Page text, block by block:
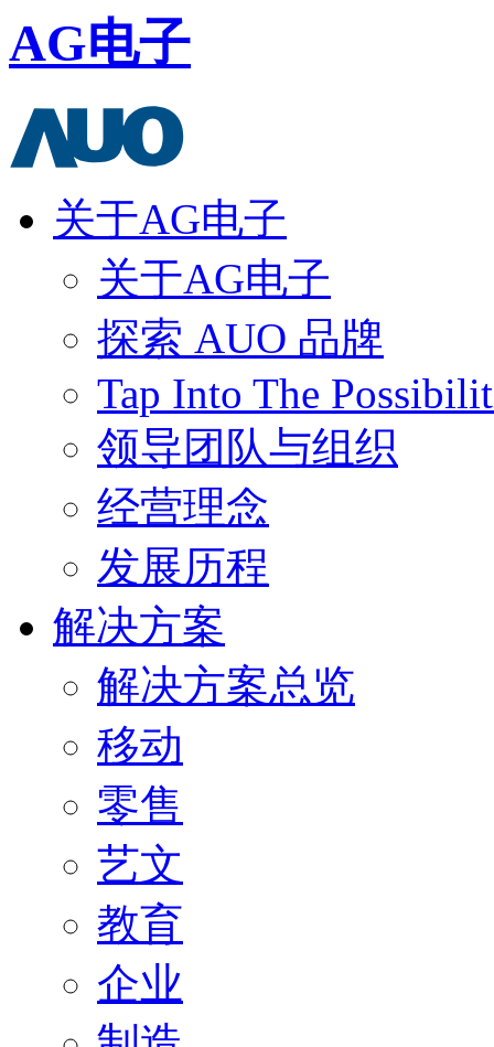
AG电子
关于AG电子
关于AG电子
探索 AUO 品牌
Tap Into The
领导团队与组织
经营理念
发展历程
解决方案
解决方案总览
移动
零售
艺文
教育
企业